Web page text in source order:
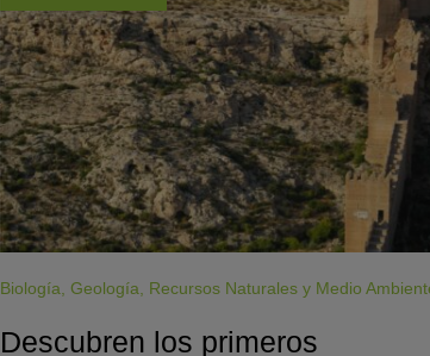
Biología ,Geología Recursos Naturales y Medio
Descubren los primeros